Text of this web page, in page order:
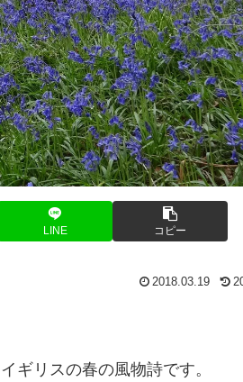
LINE コピー
2018.03.19
ギリスの春の風物詩です。